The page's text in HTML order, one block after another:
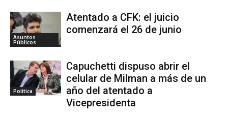
Asuntos
Públicos
Atentado a CFK: el juicio
comenzará el 26 de junio
Política
Capuchetti dispuso abrir el
celular de Milman a más de un
año del atentado a
Vicepresidenta